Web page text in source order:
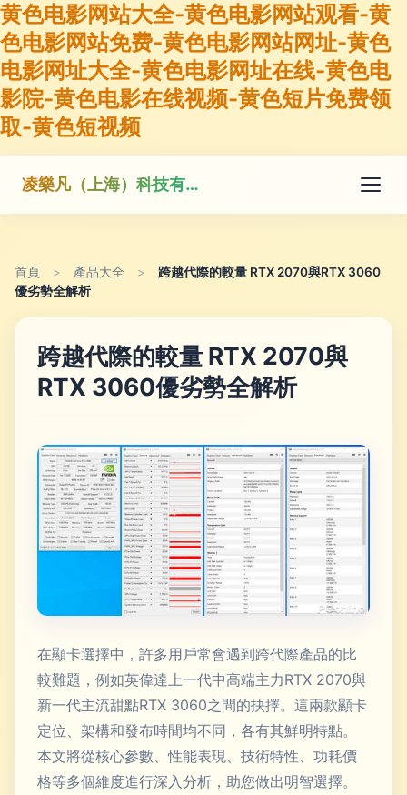
黄色电影网站大全-黄色电影网站观看-黄
色电影网站免费-黄色电影网站网址-黄色
电影网址大全-黄色电影网址在线-黄色电
影院-黄色电影在线视频-黄色短片免费领
取-黄色短视频
凌樂凡（上海）科技有限公司
首頁 > 產品大全 >
跨越代際的較量 RTX 2070與RTX 3060
優劣勢全解析
跨越代際的較量 RTX 2070與
RTX 3060優劣勢全解析
在顯卡選擇中，許多用戶常會遇到跨代際產品的比
較難題，例如英偉達上一代中高端主力RTX 2070與
新一代主流甜點RTX 3060之間的抉擇。這兩款顯卡
定位、架構和發布時間均不同，各有其鮮明特點。
本文將從核心參數、性能表現、技術特性、功耗價
格等多個維度進行深入分析，助您做出明智選擇。